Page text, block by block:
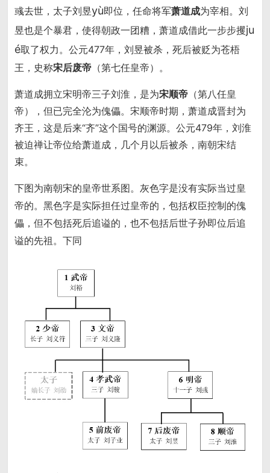
彧去世，太子刘昱yù即位，任命将军萧道成为宰相。刘
昱也是个暴君，使得朝政一团糟，萧道成借此一步步攫ju
é取了权力。公元477年，刘昱被杀，死后被贬为苍梧
王，史称宋后废帝 （第七任皇帝）。
萧道成拥立宋明帝三子刘淮，是为宋顺帝 （第八任皇
帝），但已完全沦为傀儡。宋顺帝时期，萧道成晋封为
齐王，这是后来“齐”这个国号的渊源。公元479年，刘淮
被迫禅让帝位给萧道成，几个月以后被杀，南朝宋结
束。
下图为南朝宋的皇帝世系图。灰色字是没有实际当过皇
帝的。黑色字是实际担任过皇帝的，包括权臣控制的傀
儡，但不包括死后追谥的，也不包括后世子孙即位后追
谥的先祖。下同